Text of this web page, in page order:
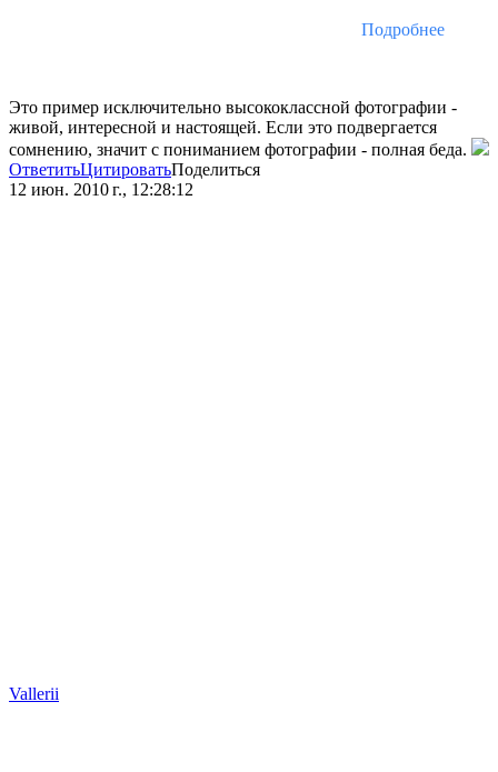
Подробнее
Это пример исключительно высококлассной фотографии -
живой, интересной и настоящей. Если это подвергается
сомнению, значит с пониманием фотографии - полная беда.
ОтветитьЦитироватьПоделиться
12 июн. 2010 г., 12:28:12
Vallerii